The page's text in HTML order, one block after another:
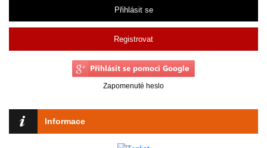
Přihlásit se
Registrovat
Zapomenuté heslo
Informace